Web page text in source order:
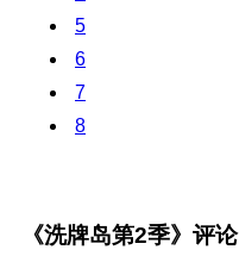
5
6
7
8
《洗牌岛第2季》评论